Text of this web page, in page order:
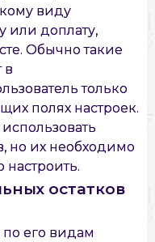
виду
или доплату,
Обычно такие
в
только
полях настроек.
но их необходимо
остатков
по его видам